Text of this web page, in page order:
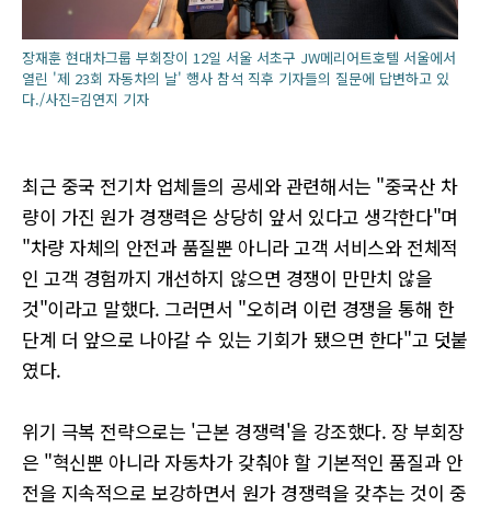
장재훈 현대차그룹 부회장이 12일 서울 서초구 JW메리어트호텔 서울에서
열린 '제 23회 자동차의 날' 행사 참석 직후 기자들의 질문에 답변하고 있
다./사진=김연지 기자
최근 중국 전기차 업체들의 공세와 관련해서는 "중국산 차
량이 가진 원가 경쟁력은 상당히 앞서 있다고 생각한다"며
"차량 자체의 안전과 품질뿐 아니라 고객 서비스와 전체적
인 고객 경험까지 개선하지 않으면 경쟁이 만만치 않을
것"이라고 말했다. 그러면서 "오히려 이런 경쟁을 통해 한
단계 더 앞으로 나아갈 수 있는 기회가 됐으면 한다"고 덧붙
였다.
위기 극복 전략으로는 '근본 경쟁력'을 강조했다. 장 부회장
은 "혁신뿐 아니라 자동차가 갖춰야 할 기본적인 품질과 안
전을 지속적으로 보강하면서 원가 경쟁력을 갖추는 것이 중